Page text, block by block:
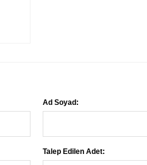
Ad Soyad:
Talep Edilen Adet: